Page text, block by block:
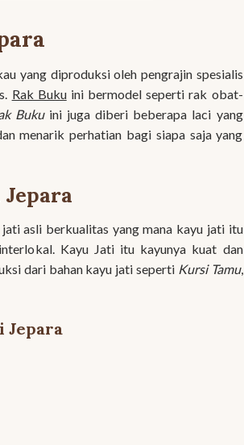
yang diproduksi oleh pengrajin spesialis
Rak Bukuini bermodel seperti rak obat-
Bukuini juga diberi beberapa laci yang
menarik perhatian bagi siapa saja yang
asli berkualitas yang mana kayu jati itu
Kayu Jati itu kayunya kuat dan
dari bahan kayu jati seperti Kursi Tamu,
Jepara